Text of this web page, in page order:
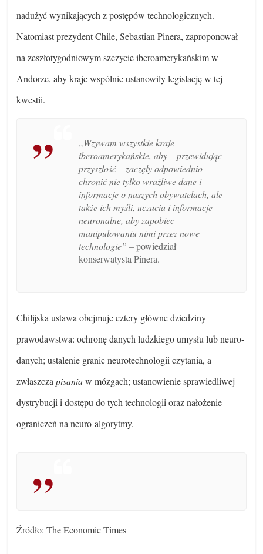
nadużyć wynikających z postępów technologicznych.
Natomiast prezydent Chile, Sebastian Pinera, zaproponował
na zeszłotygodniowym szczycie iberoamerykańskim w
Andorze, aby kraje wspólnie ustanowiły legislację w tej
kwestii.
„Wzywam wszystkie kraje
iberoamerykańskie, aby – przewidując
przyszłość – zaczęły odpowiednio
chronić nie tylko wrażliwe dane i
informacje o naszych obywatelach, ale
także ich myśli, uczucia i informacje
neuronalne, aby zapobiec
manipulowaniu nimi przez nowe
technologie” –powiedział
konserwatysta Pinera.
Chilijska ustawa obejmuje cztery główne dziedziny
prawodawstwa: ochronę danych ludzkiego umysłu lub neuro-
danych; ustalenie granic neurotechnologii czytania, a
zwłaszczapisaniaw mózgach; ustanowienie sprawiedliwej
dystrybucji i dostępu do tych technologii oraz nałożenie
ograniczeń na neuro-algorytmy.
Źródło: The Economic Times